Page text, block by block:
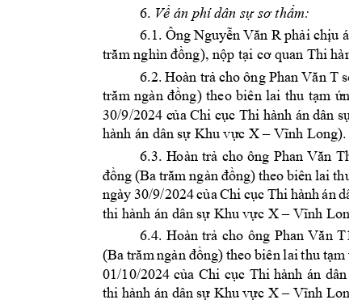
6. Về án phí dân sự sơ thẩm:
6.1. Ông Nguyễn Văn R phải chịu án
trăm nghìn đồng), nộp tại cơ quan Thi
6.2. Hoàn trả cho ông Phan Văn T số t
trăm ngàn đồng) theo biên lai thu tạm ứng
30/9/2024 của Chi cục Thi hành án dân sự
hành án dân sự Khu vực X – Vĩnh Long).
6.3. Hoàn trả cho ông Phan Văn Tha
đồng (Ba trăm ngàn đồng) theo biên lai thu
ngày 30/9/2024 của Chi cục Thi hành án
thi hành án dân sự Khu vực X – Vĩnh
6.4. Hoàn trả cho ông Phan Văn T1
(Ba trăm ngàn đồng) theo biên lai thu tạm ứ
01/10/2024 của Chi cục Thi hành án dân
thi hành án dân sự Khu vực X – Vĩnh